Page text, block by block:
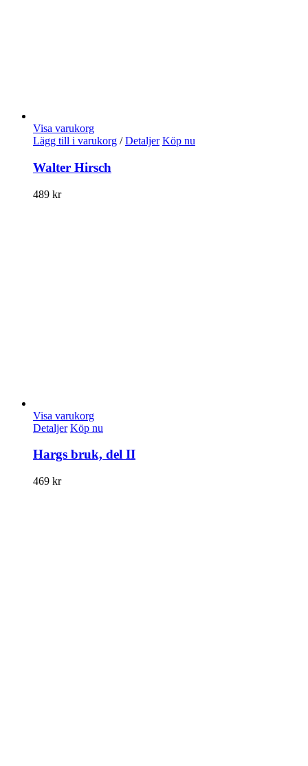
Visa varukorg
Lägg till i varukorg / Detaljer Köp nu
Walter Hirsch
489 kr
Visa varukorg
Detaljer Köp nu
Hargs bruk, del II
469 kr